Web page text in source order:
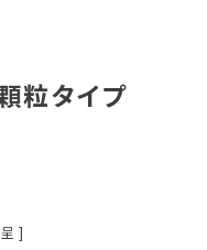
粒タイプ
]